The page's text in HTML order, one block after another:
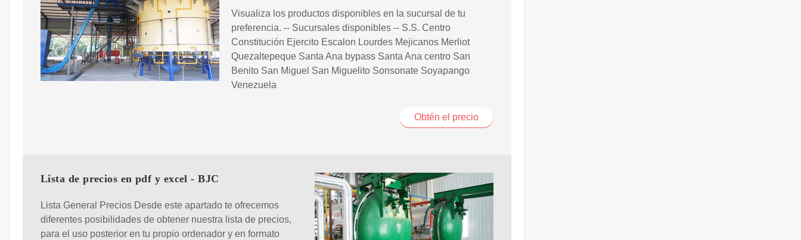
Visualiza los productos disponibles en la sucursal de tu
preferencia. -- Sucursales disponibles -- S.S. Centro
Constitución Ejercito Escalon Lourdes Mejicanos Merliot
Quezaltepeque Santa Ana bypass Santa Ana centro San
Benito San Miguel San Miguelito Sonsonate Soyapango
Venezuela
Obtén el precio
Lista de precios en pdf y excel - BJC
Lista General Precios Desde este apartado te ofrecemos
diferentes posibilidades de obtener nuestra lista de precios,
para el uso posterior en tu propio ordenador y en formato